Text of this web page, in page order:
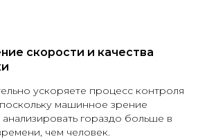
скорости и качества
ускоряете процесс контроля
поскольку машинное зрение
гораздо больше в
чем человек.